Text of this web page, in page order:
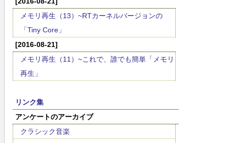
メモリ再生（13）~RTカーネルバージョンの
「Tiny Core」
[2016-08-21]
メモリ再生（11）~これで、誰でも簡単「メモリ
再生」
リンク集
アンケートのアーカイブ
クラシック音楽